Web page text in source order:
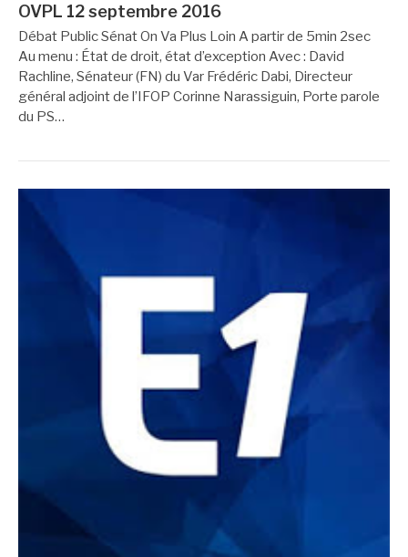
OVPL 12 septembre 2016
Débat Public Sénat On Va Plus Loin A partir de 5min 2sec
Au menu : État de droit, état d’exception Avec : David
Rachline, Sénateur (FN) du Var Frédéric Dabi, Directeur
général adjoint de l’IFOP Corinne Narassiguin, Porte parole
du PS…